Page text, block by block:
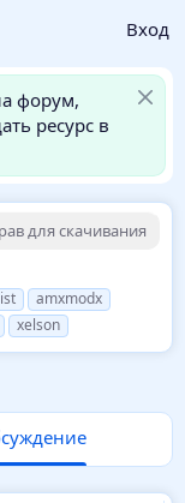
Вход
форум,
ресурс в
для скачивания
amxmodx
xelson